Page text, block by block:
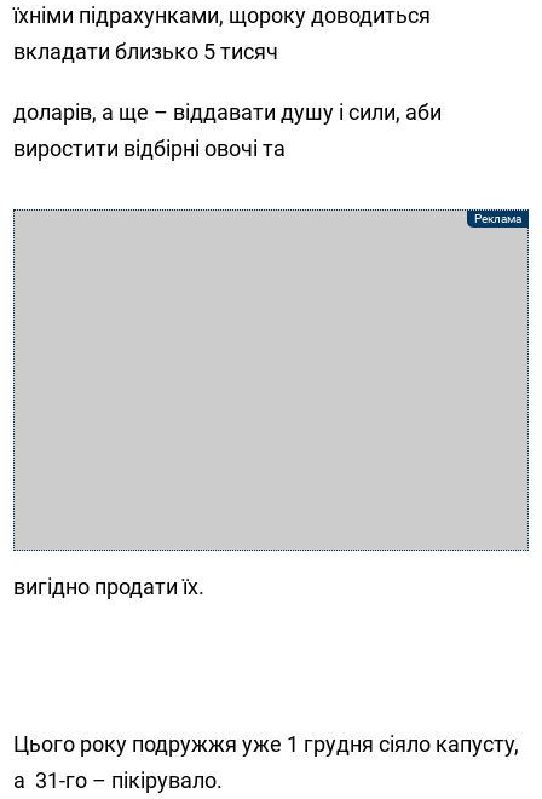
їхніми підрахунками, щороку доводиться
вкладати близько 5 тисяч
доларів, а ще – віддавати душу і сили, аби
виростити відбірні овочі та
вигідно продати їх.
Цього року подружжя уже 1 грудня сіяло капусту,
а 31-го – пікірувало.